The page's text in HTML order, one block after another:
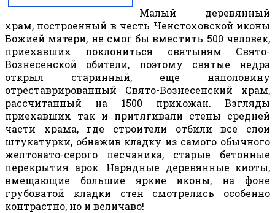
Малый деревянный
храм, построенный в честь Ченстоховской иконы
Божией матери, не смог бы вместить 500 человек,
приехавших поклониться святыням Свято-
Вознесенской обители, поэтому святые недра
открыл старинный, еще наполовину
отреставрированный Свято-Вознесенский храм,
рассчитанный на 1500 прихожан. Взгляды
приехавших так и притягивали стены средней
части храма, где строители отбили все слои
штукатурки, обнажив кладку из самого обычного
желтовато-серого песчаника, старые бетонные
перекрытия арок. Нарядные деревянные киоты,
вмещающие большие яркие иконы, на фоне
грубоватой кладки стен смотрелись особенно
контрастно, но и величаво!